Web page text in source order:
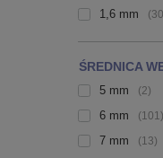
1,6 mm 30
ŚREDNICA
5 mm 2
6 mm 101
7 mm 13